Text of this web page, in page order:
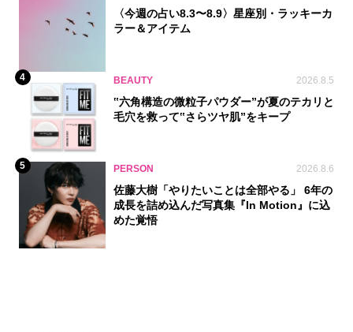
〈今週の占い8.3〜8.9〉星座別・ラッキーカ
ラー＆アイテム
4 BEAUTY 2026.8.5
‟六角構造の微粒子パウダー”が夏のテカリと
毛穴を救って‟さらツヤ肌”をキープ
5 PERSON 2026.8.6
佐藤大樹「やりたいことは全部やる」 6年の
成長を詰め込んだ写真集『In Motion』に込
めた覚悟